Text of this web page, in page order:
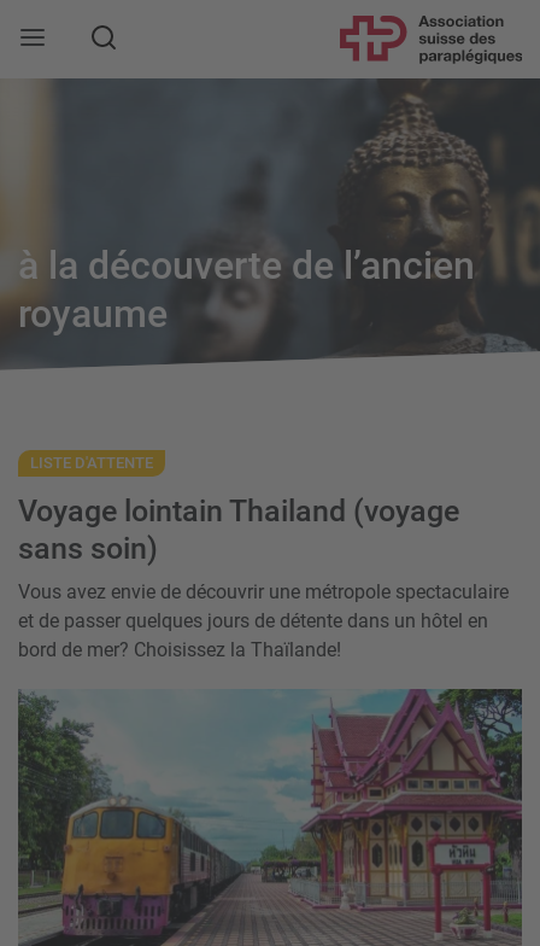
Rechercher
à la découverte de l’ancien
royaume
LISTE D'ATTENTE
Voyage lointain Thailand (voyage
sans soin)
Vous avez envie de découvrir une métropole spectaculaire
et de passer quelques jours de détente dans un hôtel en
bord de mer? Choisissez la Thaïlande!